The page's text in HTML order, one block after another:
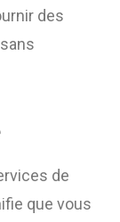
des
de
que vous